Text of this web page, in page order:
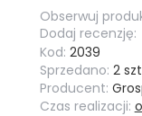
Obserwuj
Dodaj recenzję:
Kod: 2039
Sprzedano: 2
Producent:
Czas realizacji: